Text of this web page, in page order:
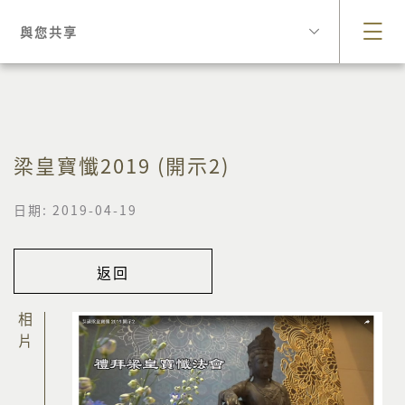
與您共享
梁皇寶懺2019 (開示2)
日期: 2019-04-19
返回
相片